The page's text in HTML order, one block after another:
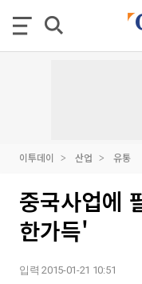
이투데이 산업 유통
중국사업에
한가득'
입력 2015-01-21 10:51